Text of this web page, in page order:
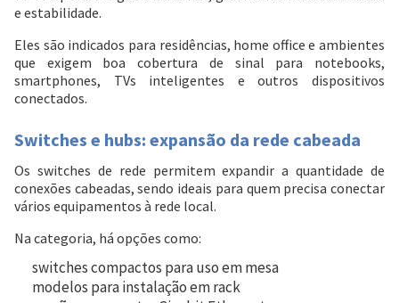
e estabilidade.
Eles são indicados para residências, home office e ambientes
que exigem boa cobertura de sinal para notebooks,
smartphones, TVs inteligentes e outros dispositivos
conectados.
Switches e hubs: expansão da rede cabeada
Os switches de rede permitem expandir a quantidade de
conexões cabeadas, sendo ideais para quem precisa conectar
vários equipamentos à rede local.
Na categoria, há opções como:
switches compactos para uso em mesa
modelos para instalação em rack